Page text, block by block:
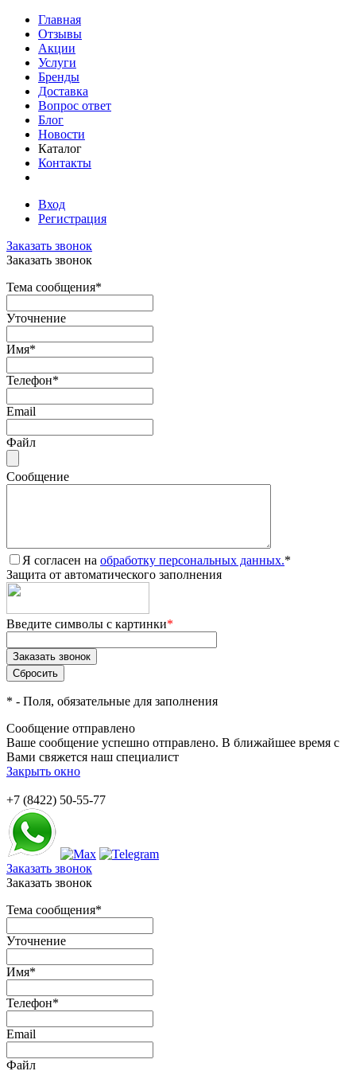
Главная
Отзывы
Акции
Услуги
Бренды
Доставка
Вопрос ответ
Блог
Новости
Каталог
Контакты
Вход
Регистрация
Заказать звонок
Заказать звонок
Тема сообщения*
Уточнение
Имя*
Телефон*
Email
Файл
Сообщение
Я согласен на обработку персональных данных.*
Защита от автоматического заполнения
Введите символы с картинки*
* - Поля, обязательные для заполнения
Сообщение отправлено
Ваше сообщение успешно отправлено. В ближайшее время с
Вами свяжется наш специалист
Закрыть окно
+7 (8422) 50-55-77
Заказать звонок
Заказать звонок
Тема сообщения*
Уточнение
Имя*
Телефон*
Email
Файл